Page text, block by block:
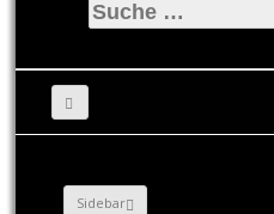
nach:
Sidebar